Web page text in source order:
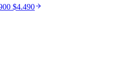
$4.490